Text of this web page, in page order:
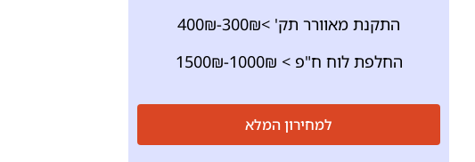
התקנת מאוורר תק' >300₪-400₪
החלפת לוח ח"פ > 1000₪-1500₪
למחירון המלא